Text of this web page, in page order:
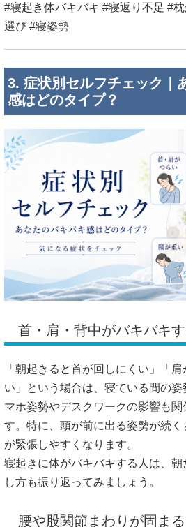
#寝起き体バキバキ #寝返り不足 #
選び #寝姿勢
3. 症状別セルフチェック｜
感はどのタイプ？
首・肩・背中がバキバキ
「朝起きると首が回しにくい」「
い」という場合は、寝ている間の
マホ姿勢やデスクワークの影響も関
す。特に、頭が前に出る姿勢が続
が緊張しやすくなります。
寝起きに体がバキバキする人は、
し方も振り返ってみましょう。
腰や股関節まわりが固ま